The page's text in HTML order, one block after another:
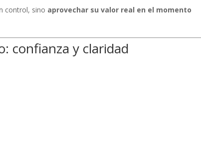
control, sino aprovechar su valor real en el momento
confianza y claridad